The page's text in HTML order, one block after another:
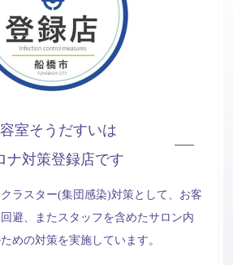
室そうだすいは
ナ対策登録店です
ラスター(集団感染)対策として、お客
避、またスタッフを含めたサロン内
めの対策を実施しています。